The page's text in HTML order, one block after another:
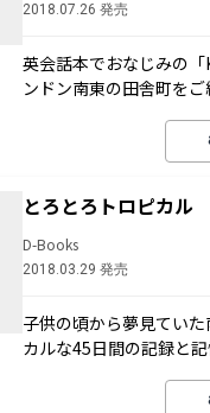
2018.07.26 発売
英会話本でおなじみの
ンドン南東の田舎町をご
とろとろトロピカ
D-Books
2018.03.29 発売
子供の頃から夢見てい
カルな45日間の記録と記